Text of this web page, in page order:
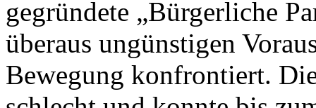
gegründete „Bürgerliche
überaus ungünstigen
Bewegung konfrontiert.